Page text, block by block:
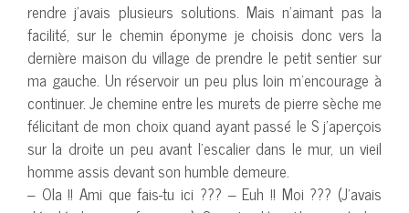
rendre j’avais plusieurs solutions. Mais n’aimant pas la
facilité, sur le chemin éponyme je choisis donc vers la
dernière maison du village de prendre le petit sentier sur
ma gauche. Un réservoir un peu plus loin m’encourage à
continuer. Je chemine entre les murets de pierre sèche me
félicitant de mon choix quand ayant passé le S j’aperçois
sur la droite un peu avant l’escalier dans le mur, un vieil
homme assis devant son humble demeure.
– Ola !! Ami que fais-tu ici ??? – Euh !! Moi ??? (J’avais